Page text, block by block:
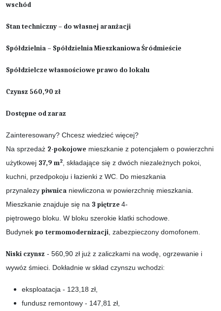
wschód
Stan techniczny – do własnej aranżacji
Spółdzielnia – Spółdzielnia Mieszkaniowa Śródmieście
Spółdzielcze własnościowe prawo do lokalu
Czynsz 560,90 zł
Dostępne od zaraz
Zainteresowany? Chcesz wiedzieć więcej?
Na sprzedaż 2-pokojowe mieszkanie z potencjałem o powierzchni
użytkowej 37,9 m2, składające się z dwóch niezależnych pokoi,
kuchni, przedpokoju i łazienki z WC. Do mieszkania
przynalezy piwnica niewliczona w powierzchnię mieszkania.
Mieszkanie znajduje się na 3 piętrze 4-
piętrowego bloku. W bloku szerokie klatki schodowe.
Budynek po termomodernizacji, zabezpieczony domofonem.
Niski czynsz - 560,90 zł już z zaliczkami na wodę, ogrzewanie i
wywóz śmieci. Dokładnie w skład czynszu wchodzi:
eksploatacja - 123,18 zł,
fundusz remontowy - 147,81 zł,